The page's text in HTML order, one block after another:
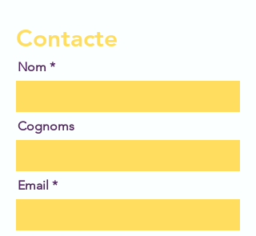
Contacte
Nom
Cognoms
Email